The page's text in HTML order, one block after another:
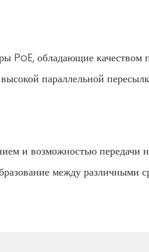
PoE, обладающие
параллельной
и возможностью передачи
между различными